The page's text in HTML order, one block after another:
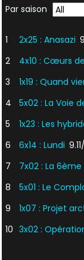
Par saison
1 2x25 : Anasazi
2
4x10 : Cœurs
3
1x19 : Quand
4
5x02 : La Voie
5
1x23 : Les
6
6x14 : Lundi
7
7x02 : La
8
5x01 : Le
9
1x07 : Projet
10 3x02 :